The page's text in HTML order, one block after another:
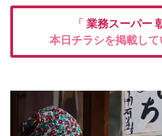
「 業務スーパー
本日チラシを掲載して